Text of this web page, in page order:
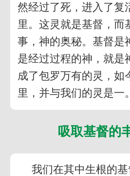
然经过了死，进入了复
里。这灵就是基督，而
事，神的奥秘。基督是
是经过过程的神，就是
成了包罗万有的灵，如
里，并与我们的灵是一。
吸取基督的
我们在其中生根的